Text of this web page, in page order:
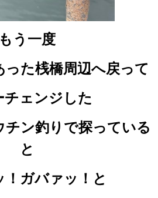
もう一度
った桟橋周辺へ戻って
チェンジした
チン釣りで探っている
と
ガバァッ！と